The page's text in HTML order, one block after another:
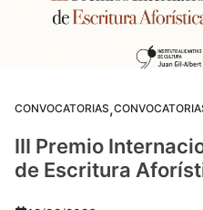
CONVOCATORIAS,
III Premio
de Escritura